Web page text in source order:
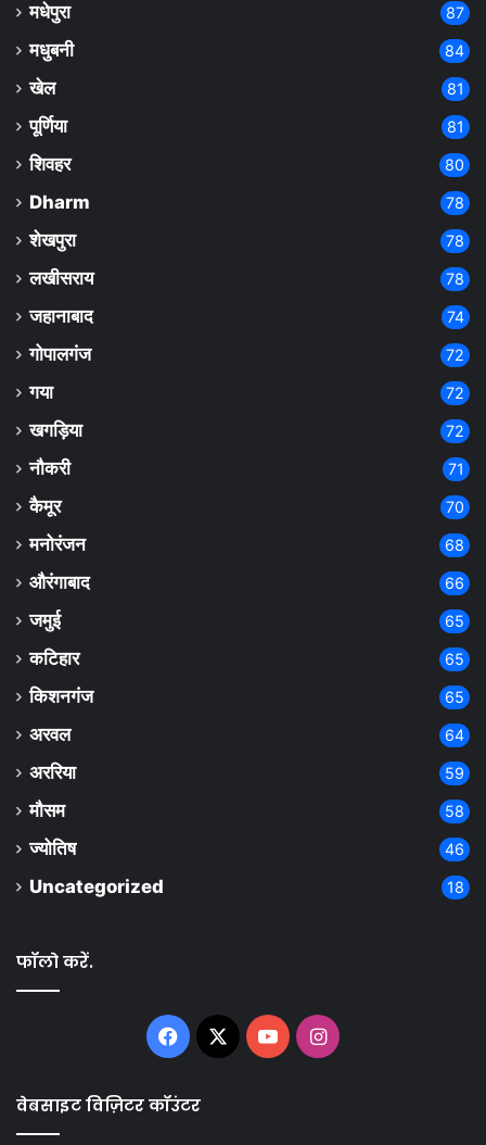
मधेपुरा 87
मधुबनी 84
खेल 81
पूर्णिया 81
शिवहर 80
Dharm 78
शेखपुरा 78
लखीसराय 78
जहानाबाद 74
गोपालगंज 72
गया 72
खगड़िया 72
नौकरी 71
कैमूर 70
मनोरंजन 68
औरंगाबाद 66
जमुई 65
कटिहार 65
किशनगंज 65
अरवल 64
अररिया 59
मौसम 58
ज्योतिष 46
Uncategorized 18
फॉलो करें.
Facebook
X YouTubeInstagram
वेबसाइट विज़िटर कॉउंटर